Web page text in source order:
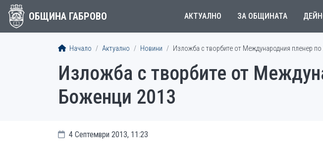
ОБЩИНА ГАБРОВО АКТУАЛНО ЗА ОБЩИНАТА
Начало Актуално Новини Изложба с творбите от Международния пленер
Изложба с творбите от
Боженци 2013
4 Септември 2013, 11:23